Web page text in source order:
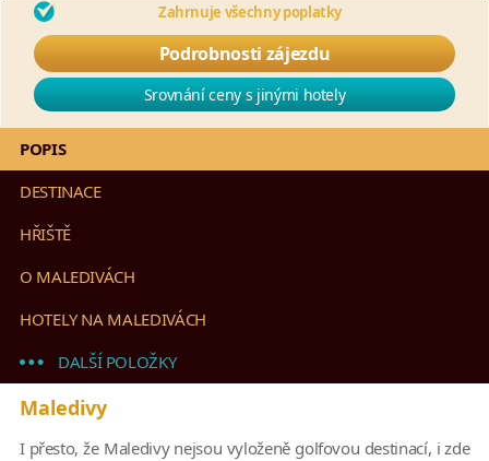
Zahrnuje všechny poplatky
Podrobnosti zájezdu
Srovnání ceny s jinými hotely
POPIS
DESTINACE
HŘIŠTĚ
O MALEDIVÁCH
HOTELY NA MALEDIVÁCH
DALŠÍ POLOŽKY
Maledivy
I přesto, že Maledivy nejsou vyloženě golfovou destinací, i zde